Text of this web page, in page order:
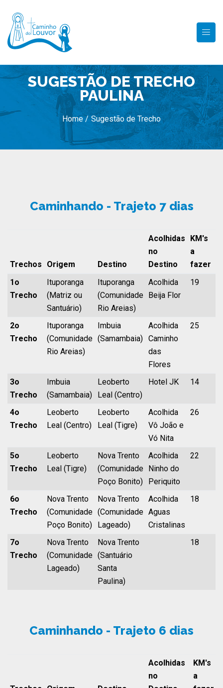
SUGESTÃO DE TRECHO
PAULINA
Home / Sugestão de Trecho
Caminhando - Trajeto 7 dias
Trechos Origem Destino
Acolhidas
no
Destino
KM's
a
fazer
1o
Trecho
Ituporanga
(Matriz ou
Santuário)
Ituporanga
(Comunidade
Rio Areias)
Acolhida
Beija Flor
19
2o
Trecho
Ituporanga
(Comunidade
Rio Areias)
Imbuia
(Samambaia)
Acolhida
Caminho
das
Flores
25
3o
Trecho
Imbuia
(Samambaia)
Leoberto
Leal (Centro)
Hotel JK 14
4o
Trecho
Leoberto
Leal (Centro)
Leoberto
Leal (Tigre)
Acolhida
Vô João e
Vó Nita
26
5o
Trecho
Leoberto
Leal (Tigre)
Nova Trento
(Comunidade
Poço Bonito)
Acolhida
Ninho do
Periquito
22
6o
Trecho
Nova Trento
(Comunidade
Poço Bonito)
Nova Trento
(Comunidade
Lageado)
Acolhida
Aguas
Cristalinas
18
7o
Trecho
Nova Trento
(Comunidade
Lageado)
Nova Trento
(Santuário
Santa
Paulina)
18
Caminhando - Trajeto 6 dias
Acolhidas
no
KM's
a